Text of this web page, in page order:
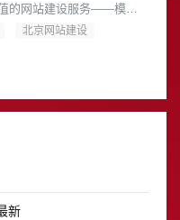
的网站建设服务——模板
有听错，只要1000元，就
北京网站建设
新